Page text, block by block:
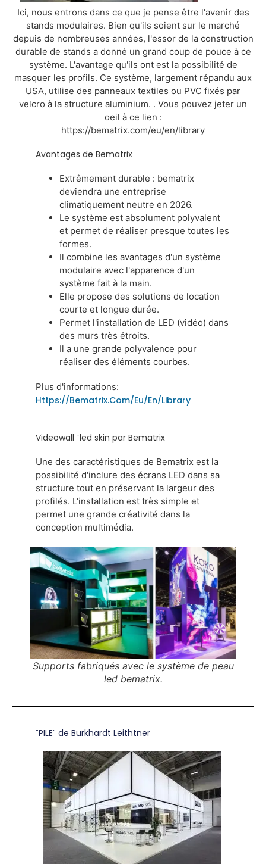
Ici, nous entrons dans ce que je pense être l'avenir des
stands modulaires. Bien qu'ils soient sur le marché
depuis de nombreuses années, l'essor de la construction
durable de stands a donné un grand coup de pouce à ce
système. L'avantage qu'ils ont est la possibilité de
masquer les profils. Ce système, largement répandu aux
USA, utilise des panneaux textiles ou PVC fixés par
velcro à la structure aluminium. . Vous pouvez jeter un
oeil à ce lien :
https://bematrix.com/eu/en/library
Avantages de Bematrix
Extrêmement durable : bematrix
deviendra une entreprise
climatiquement neutre en 2026.
Le système est absolument polyvalent
et permet de réaliser presque toutes les
formes.
Il combine les avantages d'un système
modulaire avec l'apparence d'un
système fait à la main.
Elle propose des solutions de location
courte et longue durée.
Permet l'installation de LED (vidéo) dans
des murs très étroits.
Il a une grande polyvalence pour
réaliser des éléments courbes.
Plus d'informations:
Https://bematrix.com/eu/en/library
Videowall ¨led skin par Bematrix
Une des caractéristiques de Bematrix est la
possibilité d'inclure des écrans LED dans sa
structure tout en préservant la largeur des
profilés. L'installation est très simple et
permet une grande créativité dans la
conception multimédia.
Supports fabriqués avec le système de peau
led bematrix.
¨PILE¨ de Burkhardt Leithtner